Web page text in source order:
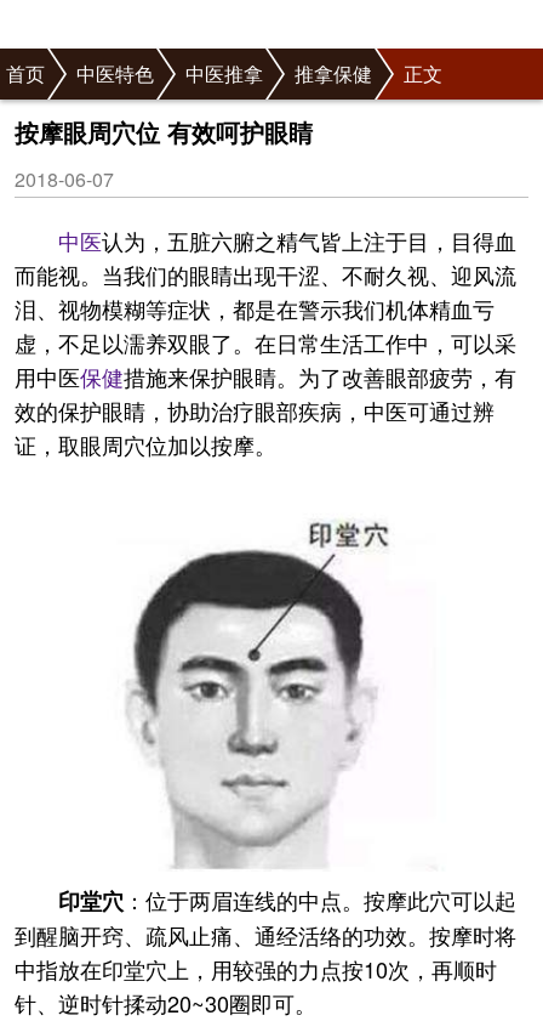
首页 中医特色 中医推拿 推拿保健 正文
按摩眼周穴位 有效呵护眼睛
2018-06-07
中医认为，五脏六腑之精气皆上注于目，目得血
而能视。当我们的眼睛出现干涩、不耐久视、迎风流
泪、视物模糊等症状，都是在警示我们机体精血亏
虚，不足以濡养双眼了。在日常生活工作中，可以采
用中医保健措施来保护眼睛。为了改善眼部疲劳，有
效的保护眼睛，协助治疗眼部疾病，中医可通过辨
证，取眼周穴位加以按摩。
印堂穴 ：位于两眉连线的中点。按摩此穴可以起
到醒脑开窍、疏风止痛、通经活络的功效。按摩时将
中指放在印堂穴上，用较强的力点按10次，再顺时
针、逆时针揉动20~30圈即可。